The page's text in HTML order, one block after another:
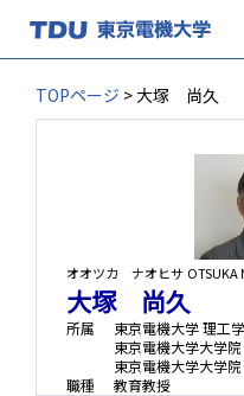
TOPページ > 大塚 尚久
オオツカ ナオヒサ
大塚 尚久
所属
東京電機大学 理工
東京電機大学大学
東京電機大学大学
職種
教育教授